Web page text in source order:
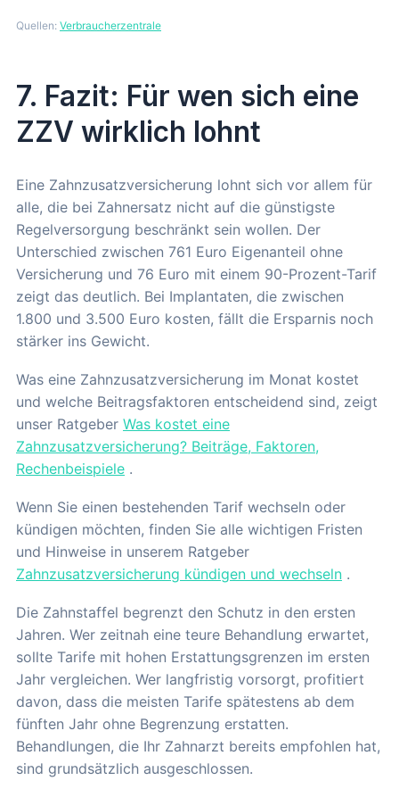
Quellen: Verbraucherzentrale
7. Fazit: Für wen sich eine
ZZV wirklich lohnt
Eine Zahnzusatzversicherung lohnt sich vor allem für
alle, die bei Zahnersatz nicht auf die günstigste
Regelversorgung beschränkt sein wollen. Der
Unterschied zwischen 761 Euro Eigenanteil ohne
Versicherung und 76 Euro mit einem 90-Prozent-Tarif
zeigt das deutlich. Bei Implantaten, die zwischen
1.800 und 3.500 Euro kosten, fällt die Ersparnis noch
stärker ins Gewicht.
Was eine Zahnzusatzversicherung im Monat kostet
und welche Beitragsfaktoren entscheidend sind, zeigt
unser Ratgeber Was kostet eine
Zahnzusatzversicherung? Beiträge, Faktoren,
Rechenbeispiele .
Wenn Sie einen bestehenden Tarif wechseln oder
kündigen möchten, finden Sie alle wichtigen Fristen
und Hinweise in unserem Ratgeber
Zahnzusatzversicherung kündigen und wechseln .
Die Zahnstaffel begrenzt den Schutz in den ersten
Jahren. Wer zeitnah eine teure Behandlung erwartet,
sollte Tarife mit hohen Erstattungsgrenzen im ersten
Jahr vergleichen. Wer langfristig vorsorgt, profitiert
davon, dass die meisten Tarife spätestens ab dem
fünften Jahr ohne Begrenzung erstatten.
Behandlungen, die Ihr Zahnarzt bereits empfohlen hat,
sind grundsätzlich ausgeschlossen.